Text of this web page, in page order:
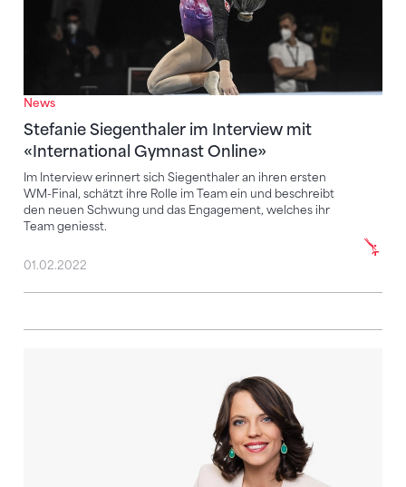
News
Stefanie Siegenthaler im Interview mit
«International Gymnast Online»
Im Interview erinnert sich Siegenthaler an ihren ersten
WM-Final, schätzt ihre Rolle im Team ein und beschreibt
den neuen Schwung und das Engagement, welches ihr
Team geniesst.
01.02.2022